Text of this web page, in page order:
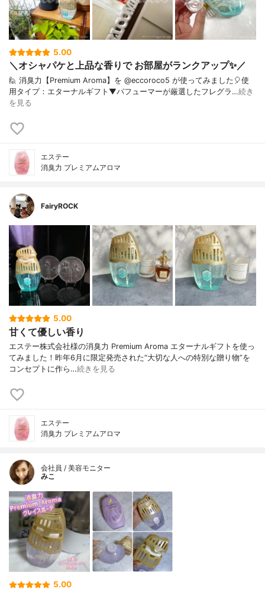
5.00
＼オシャパケと上品な香りで お部屋がランクアップ✨／
🙋 消臭力【Premium Aroma】を @eccoroco5 が使ってみました🎈⁡使
用タイプ：エターナルギフト⁡⁡⁡⁡⁡▼⁡⁡パフューマーが厳選したフレグラ…続き
を見る
エステー
消臭力 プレミアムアロマ
FairyROCK
5.00
甘くて優しい香り
エステー株式会社様の消臭力 Premium Aroma エターナルギフトを使っ
てみました！昨年6月に限定発売された“大切な人への特別な贈り物”を
コンセプトに作ら…続きを見る
エステー
消臭力 プレミアムアロマ
会社員 / 美容モニター
みこ
5.00